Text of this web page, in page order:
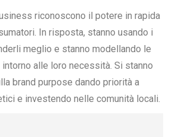
riconoscono il potere in rapida
In risposta, stanno usando i
meglio e stanno modellando le
alle loro necessità. Si stanno
brand purpose dando priorità a
e investendo nelle comunità locali.